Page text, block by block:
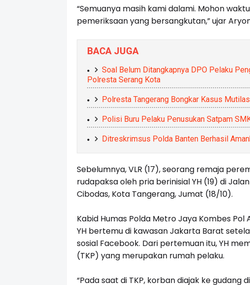
“Semuanya masih kami dalami. Mohon
pemeriksaan yang bersangkutan,” ujar
BACA JUGA
Soal Belum Ditangkapnya DPO Pelaku
Polresta Serang Kota
Polresta Tangerang Bongkar Kasus
Polisi Buru Pelaku Penusukan Satpam
Ditreskrimsus Polda Banten Berhasil
Sebelumnya, VLR (17), seorang remaja
rudapaksa oleh pria berinisial YH (19) di
Cibodas, Kota Tangerang, Jumat (18/10).
Kabid Humas Polda Metro Jaya Kombes
YH bertemu di kawasan Jakarta Barat
sosial Facebook. Dari pertemuan itu, YH
(TKP) yang merupakan rumah pelaku.
“Pada saat di TKP, korban diajak ke